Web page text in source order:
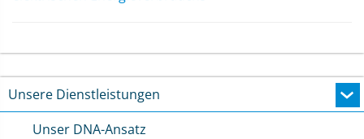
Unsere Dienstleistungen
Unser DNA-Ansatz